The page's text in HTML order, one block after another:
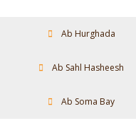
Ab Hurghada
Ab Sahl Hasheesh
Ab Soma Bay